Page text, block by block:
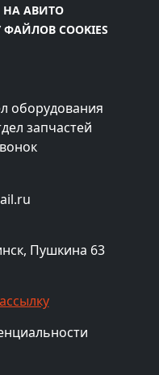
НА АВИТО
COOKIES
оборудования
запчастей
Пушкина 63